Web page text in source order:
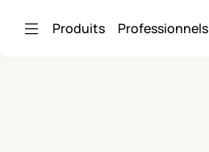
Produits Professionnels